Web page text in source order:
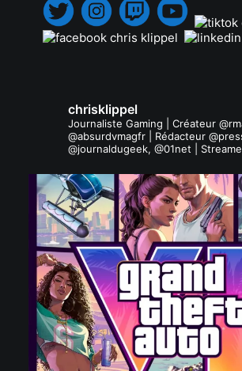
chrisklippel
Journaliste Gaming | Créateur
@absurdvmagfr | Rédacteur
@journaldugeek, @01net |